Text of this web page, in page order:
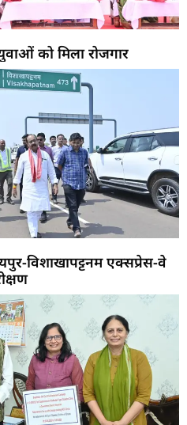
को मिला रोजगार
विशाखापट्टनम एक्सप्रेस-वे